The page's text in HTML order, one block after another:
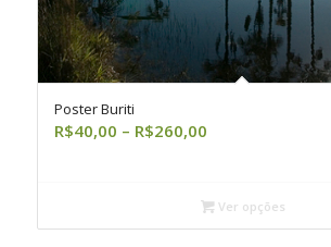
Poster Buriti
R$40,00 – R$260,00Faixa
R$40,00
através
Ver opções